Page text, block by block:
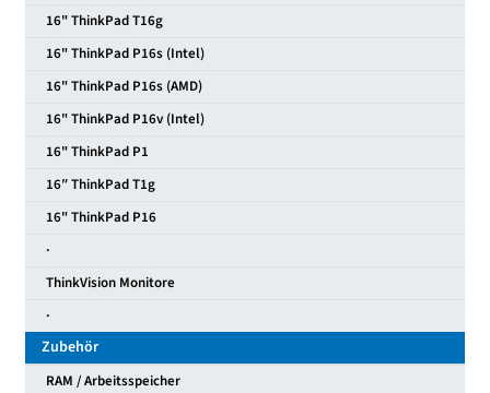
16" ThinkPad T16g
16" ThinkPad P16s (Intel)
16" ThinkPad P16s (AMD)
16" ThinkPad P16v (Intel)
16" ThinkPad P1
16″ ThinkPad T1g
16" ThinkPad P16
·
ThinkVision Monitore
·
Zubehör
RAM / Arbeitsspeicher